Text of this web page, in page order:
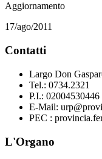
Aggiornamento
17/ago/2011
Contatti
Largo Don
Tel.: 0734.2321
P.I.:
E-Mail:
PEC :
L'Organo